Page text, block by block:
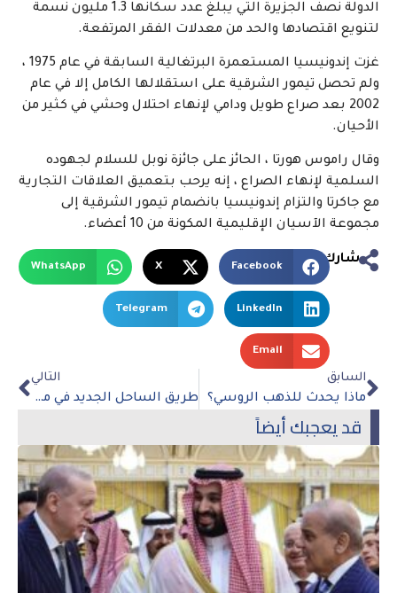
الدولة نصف الجزيرة التي يبلغ عدد سكانها 1.3 مليون نسمة
لتنويع اقتصادها والحد من معدلات الفقر المرتفعة.
غزت إندونيسيا المستعمرة البرتغالية السابقة في عام 1975 ،
ولم تحصل تيمور الشرقية على استقلالها الكامل إلا في عام
2002 بعد صراع طويل ودامي لإنهاء احتلال وحشي في كثير من
الأحيان.
وقال راموس هورتا ، الحائز على جائزة نوبل للسلام لجهوده
السلمية لإنهاء الصراع ، إنه يرحب بتعميق العلاقات التجارية
مع جاكرتا والتزام إندونيسيا بانضمام تيمور الشرقية إلى
مجموعة الآسيان الإقليمية المكونة من 10 أعضاء.
شارك
Facebook
X
WhatsApp
LinkedIn
Telegram
Email
السابق
ماذا يحدث للذهب الروسي؟
التالي
طريق الساحل الجديد في مصر يؤدي إلى حوادث وارتباك
قد يعجبك أيضاً